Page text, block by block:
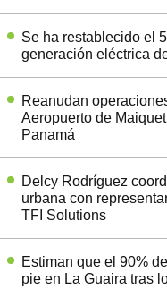
Se ha restablecido el
generación eléctrica
Reanudan
Aeropuerto de
Panamá
Delcy Rodríguez
urbana con
TFI Solutions
Estiman que el 90%
pie en La Guaira tras